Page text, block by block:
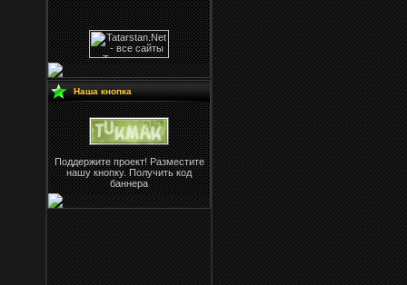
Наша кнопка
Поддержите проект! Разместите
нашу кнопку. Получить код
баннера